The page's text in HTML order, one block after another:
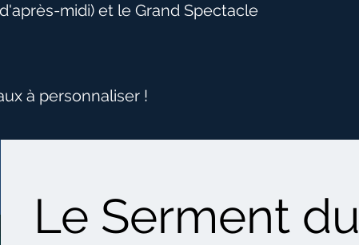
midi) et le Grand Spectacle
à personnaliser !
Le Serment du